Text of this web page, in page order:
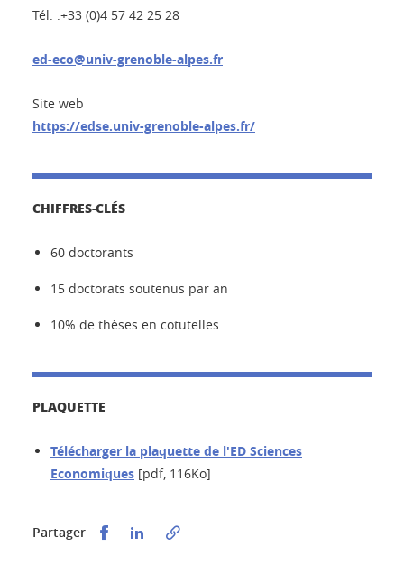
Tél. :+33 (0)4 57 42 25 28
ed-eco@univ-grenoble-alpes.fr
Site web
https://edse.univ-grenoble-alpes.fr/
CHIFFRES-CLÉS
60 doctorants
15 doctorats soutenus par an
10% de thèses en cotutelles
PLAQUETTE
Télécharger la plaquette de l'ED Sciences
Economiques [pdf, 116Ko]
Partager Partager sur Facebook
Partager sur LinkedIn